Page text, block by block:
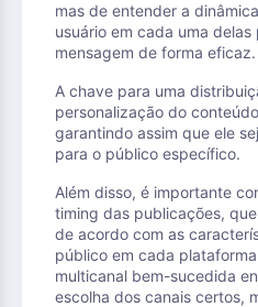
mas de entender a
usuário em cada uma
mensagem de forma eficaz.
A chave para uma
personalização do
garantindo assim que ele
para o público específico.
Além disso, é importante
timing das publicações,
de acordo com as
público em cada
multicanal bem-sucedida
escolha dos canais certos,